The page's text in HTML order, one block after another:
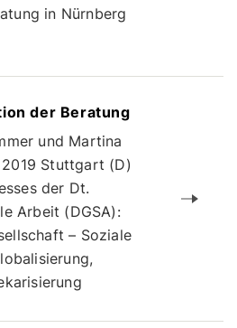
in Nürnberg
der Beratung
und Martina
Stuttgart (D)
der Dt.
Arbeit (DGSA):
– Soziale